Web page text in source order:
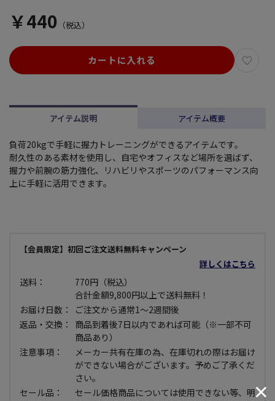
￥440 （税込）
カートに入れる
アイテム説明 アイテム概要
負荷20kgで手軽に握力トレーニングができるアイテムです。
耐久性のある素材を使用し、自宅やオフィスなど場所を選ばず、
握力や前腕の筋力強化、リハビリやスポーツのパフォーマンス向
上に手軽に活用できます。
【会員限定】初回ご注文送料無料キャンペーン
詳しくはこちら
送料：
770円（税込）
合計金額9,800円以上で送料無料！
お届け日数：
ご注文から通常1～2週間後
返品・交換：
商品到着後7日以内であれば可能（※一部不可
商品あり）
注意事項：
メーカー共有在庫の為、在庫切れの際はお届け
ができない場合がございます。予めご了承くだ
さい。
セール品：
セール価格商品については使用できない等、明